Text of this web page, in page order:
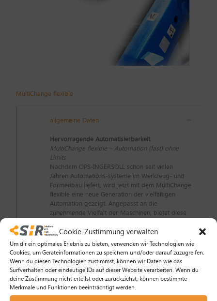
Cookie-Zustimmung verwalten
Um dir ein optimales Erlebnis zu bieten, verwenden wir Technologien wie
Cookies, um Geräteinformationen zu speichern und/oder darauf zuzugreifen.
Wenn du diesen Technologien zustimmst, können wir Daten wie das
Surfverhalten oder eindeutige IDs auf dieser Website verarbeiten. Wenn du
deine Zustimmung nicht erteilst oder zurückziehst, können bestimmte
Merkmale und Funktionen beeinträchtigt werden.
MultiChange flexible
allgemeine Daten
Hervorragende Automatisierbarkeit
MultiChange flexible – Automation (fast) ohne
Limits
Nachdem OPS-INGERSOLL schon seit vielen
Jahren Automations-systeme im Werkzeug- und
Formenbau liefert, wird jetzt mit dem MultiChange
flexible eine neue Generation der vielfältigen
Automation gezeigt. Angepasst an die
zunehmende Vielfalt der Maschinen, bietet diese
Automation von bis zu drei Einheiten. Dabei
können auf einer Grundfläche von 3,5 x 3,5 m
sowohl Werkstückpaletten von 50 x 50 mm bis
500 x 500 mm als auch Elektroden und
Fräswerkzeuge gelagert und den Maschinen
zugeführt werden.
Der 6-Achs-Robot gestattet komplizierte